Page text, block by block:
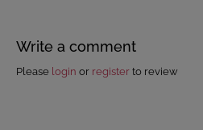
Write a comment
Please login or register to review